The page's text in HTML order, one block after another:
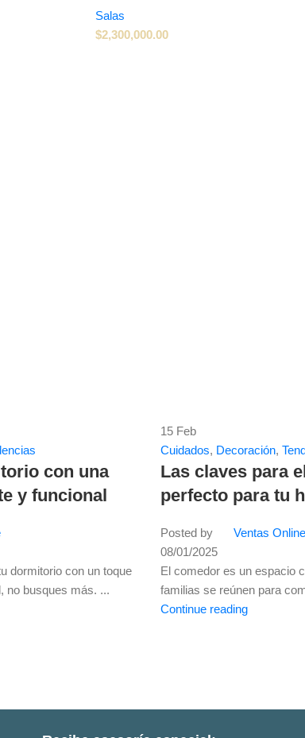
Salas
$2,300,000.00
con una
y funcional
dormitorio con un toque
no busques más. ...
15 Feb
Cuidados, Decoración,
Las claves para
perfecto para tu
Posted by
Ventas Online
08/01/2025
El comedor es un espacio
familias se reúnen para
Continue reading